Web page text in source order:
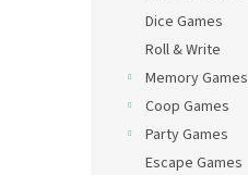
Dice Games
Roll & Write
Memory Games
Coop Games
Party Games
Escape Games